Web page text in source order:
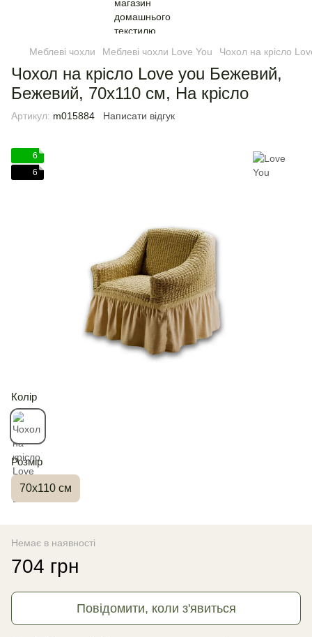
Меблеві чохли Меблеві чохли Love You Чохол на крісло
Чохол на крісло Love you Бежевий,
Бежевий, 70x110 см, На крісло
Артикул: m015884 Написати відгук
6
6
Колір
Розмір
70x110 см
Немає в наявності
704 грн
Повідомити, коли з'явиться